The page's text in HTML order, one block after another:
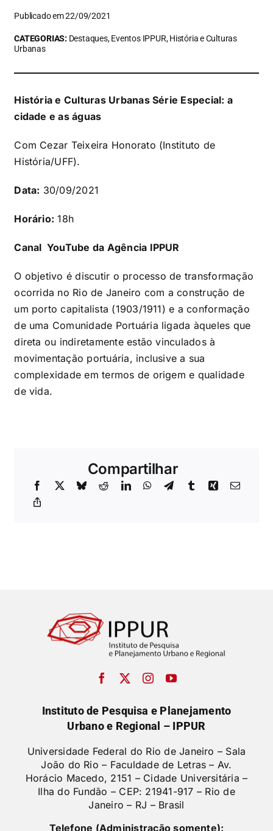
Publicado em 22/09/2021
CATEGORIAS: Destaques, Eventos IPPUR, História e Culturas
Urbanas
História e Culturas Urbanas Série Especial: a
cidade e as águas
Com Cezar Teixeira Honorato (Instituto de
História/UFF).
Data: 30/09/2021
Horário: 18h
Canal YouTube da Agência IPPUR
O objetivo é discutir o processo de transformação
ocorrida no Rio de Janeiro com a construção de
um porto capitalista (1903/1911) e a conformação
de uma Comunidade Portuária ligada àqueles que
direta ou indiretamente estão vinculados à
movimentação portuária, inclusive a sua
complexidade em termos de origem e qualidade
de vida.
Compartilhar
Instituto de Pesquisa e Planejamento
Urbano e Regional – IPPUR
Universidade Federal do Rio de Janeiro – Sala
João do Rio – Faculdade de Letras – Av.
Horácio Macedo, 2151 – Cidade Universitária –
Ilha do Fundão – CEP: 21941-917 – Rio de
Janeiro – RJ – Brasil
Telefone (Administração somente):